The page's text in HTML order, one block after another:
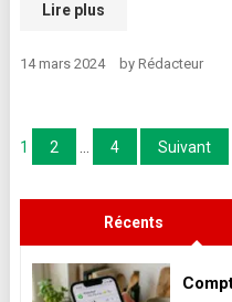
Lire plus
14 mars 2024 by Rédacteur
Pagination
des
publications
1 2 4 Suivant
Récents